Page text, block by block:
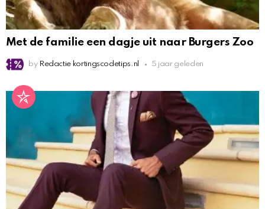
Met de familie een dagje uit naar Burgers Zoo
by Redactie kortingscodetips.nl 5 jaar geleden